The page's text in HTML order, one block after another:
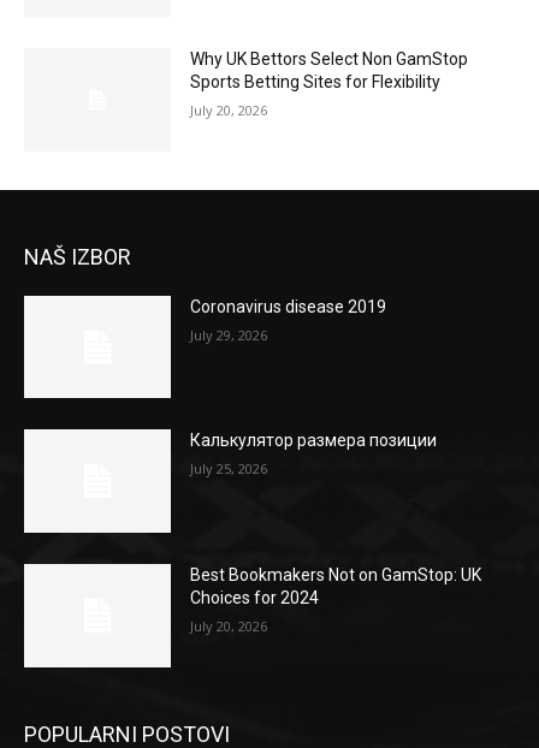
Why UK Bettors Select Non GamStop
Sports Betting Sites for Flexibility
July 20, 2026
NAŠ IZBOR
Coronavirus disease 2019
July 29, 2026
Калькулятор размера позиции
July 25, 2026
Best Bookmakers Not on GamStop: UK
Choices for 2024
July 20, 2026
POPULARNI POSTOVI